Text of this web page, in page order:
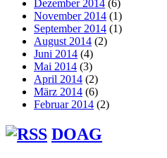
Dezember 2014 (6)
November 2014 (1)
September 2014 (1)
August 2014 (2)
Juni 2014 (4)
Mai 2014 (3)
April 2014 (2)
März 2014 (6)
Februar 2014 (2)
DOAG